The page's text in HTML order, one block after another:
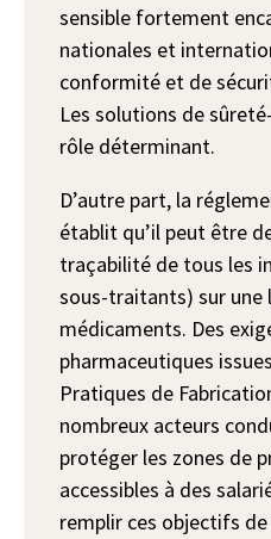
sensible fortement
nationales et
conformité et de
Les solutions de
rôle déterminant.
D’autre part, la
établit qu’il peut être
traçabilité de tous les
sous-traitants) sur une
médicaments. Des
pharmaceutiques
Pratiques de
nombreux acteurs
protéger les zones de
accessibles à des
remplir ces objectifs